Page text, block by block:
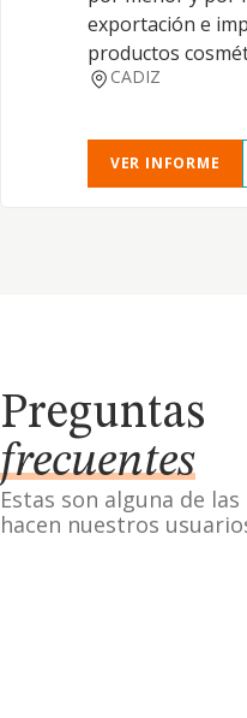
exportación e
productos
CADIZ
VER INFORME
Preguntas
frecuentes
Estas son alguna de
hacen nuestros